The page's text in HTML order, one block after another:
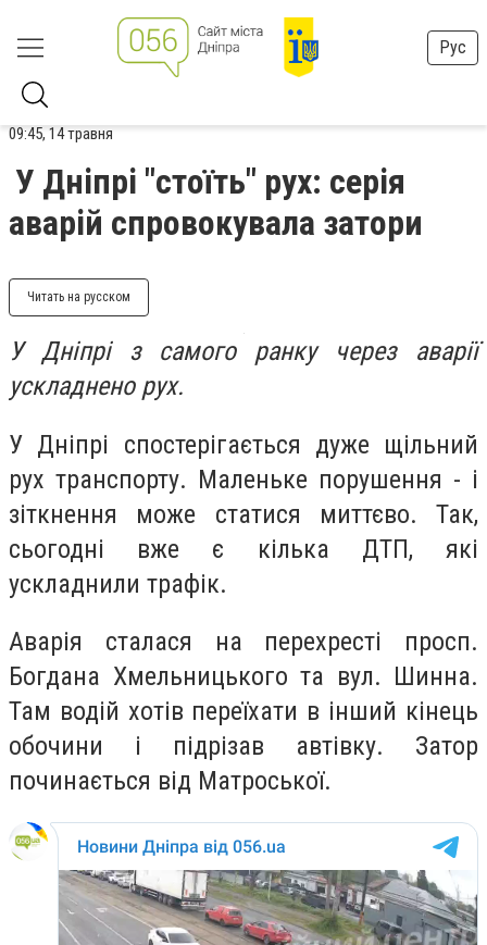
Рус
09:45, 14 травня
У Дніпрі "стоїть" рух: серія
аварій спровокувала затори
Читать на русском
У Дніпрі з самого ранку через аварії
ускладнено рух.
У Дніпрі спостерігається дуже щільний
рух транспорту. Маленьке порушення - і
зіткнення може статися миттєво. Так,
сьогодні вже є кілька ДТП, які
ускладнили трафік.
Аварія сталася на перехресті просп.
Богдана Хмельницького та вул. Шинна.
Там водій хотів переїхати в інший кінець
обочини і підрізав автівку. Затор
починається від Матроської.